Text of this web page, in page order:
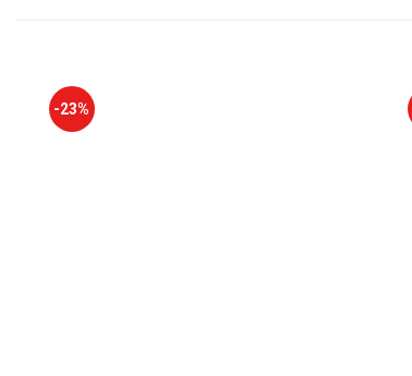
-23%